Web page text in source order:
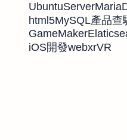
UbuntuServer
html5MySQL產品查
GameMaker
iOS開發webxrVR